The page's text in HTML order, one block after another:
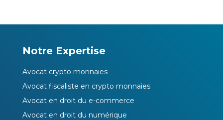
Notre Expertise
Avocat crypto monnaies
Avocat fiscaliste en crypto monnaies
Avocat en droit du e-commerce
Avocat en droit du numérique